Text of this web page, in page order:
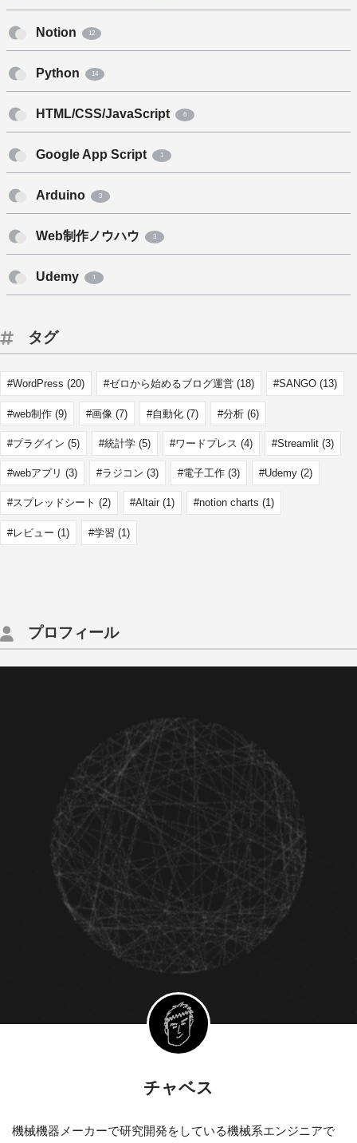
Notion 12
Python 14
HTML/CSS/JavaScript 6
Google App Script 1
Arduino 3
Web制作ノウハウ 3
Udemy 1
タグ
WordPress (20) ゼロから始めるブログ運営(18) SANGO(13)
web制作(9) 画像 (7) 自動化(7) 分析 (6)
プラグイン (5) 統計学(5) ワードプレス (4) Streamlit (3)
webアプリ (3) ラジコン (3) 電子工作(3) Udemy (2)
スプレッドシート (2) Altair(1) notion charts (1)
レビュー (1) 学習 (1)
プロフィール
チャベス
機械機器メーカーで研究開発をしている機械系エンジニアで